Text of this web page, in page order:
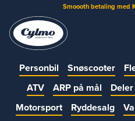
Smoooth betaling med
Personbil Snøscooter
ATV
ARP på mål
Motorsport
Ryddesalg